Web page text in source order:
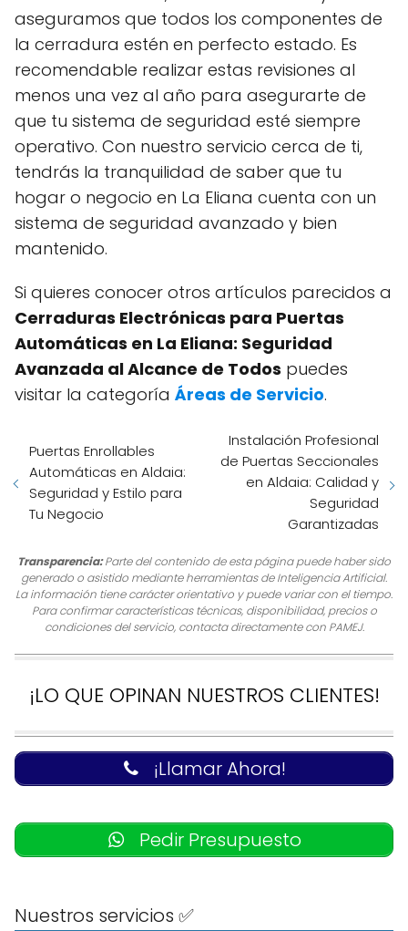
aseguramos que todos los componentes de
la cerradura estén en perfecto estado. Es
recomendable realizar estas revisiones al
menos una vez al año para asegurarte de
que tu sistema de seguridad esté siempre
operativo. Con nuestro servicio cerca de ti,
tendrás la tranquilidad de saber que tu
hogar o negocio en La Eliana cuenta con un
sistema de seguridad avanzado y bien
mantenido.
Si quieres conocer otros artículos parecidos a
Cerraduras Electrónicas para Puertas
Automáticas en La Eliana: Seguridad
Avanzada al Alcance de Todos puedes
visitar la categoría Áreas de Servicio.
Puertas Enrollables
Automáticas en Aldaia:
Seguridad y Estilo para
Tu Negocio
Instalación Profesional
de Puertas Seccionales
en Aldaia: Calidad y
Seguridad
Garantizadas
Transparencia:Parte del contenido de esta página puede haber sido
generado o asistido mediante herramientas de Inteligencia Artificial.
La información tiene carácter orientativo y puede variar con el tiempo.
Para confirmar características técnicas, disponibilidad, precios o
condiciones del servicio, contacta directamente con PAMEJ.
¡LO QUE OPINAN NUESTROS CLIENTES!
¡Llamar Ahora!
Pedir Presupuesto
Nuestros servicios ✅